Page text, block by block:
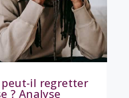
il regretter
? Analyse